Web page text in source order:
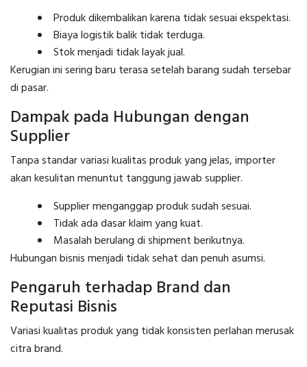
Produk dikembalikan karena tidak sesuai ekspektasi.
Biaya logistik balik tidak terduga.
Stok menjadi tidak layak jual.
Kerugian ini sering baru terasa setelah barang sudah tersebar
di pasar.
Dampak pada Hubungan dengan
Supplier
Tanpa standar variasi kualitas produk yang jelas, importer
akan kesulitan menuntut tanggung jawab supplier.
Supplier menganggap produk sudah sesuai.
Tidak ada dasar klaim yang kuat.
Masalah berulang di shipment berikutnya.
Hubungan bisnis menjadi tidak sehat dan penuh asumsi.
Pengaruh terhadap Brand dan
Reputasi Bisnis
Variasi kualitas produk yang tidak konsisten perlahan merusak
citra brand.